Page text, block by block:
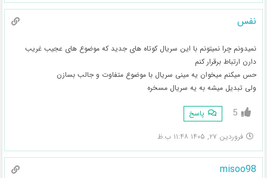
نفس
نمیدونم چرا نمیتونم با این سریال کوتاه های جدید که موضوع های عجیب غریب
دارن ارتباط برقرار کنم
حس میکنم میخوان یه مینی سریال با موضوع متفاوت و جالب بسازن
ولی تبدیل میشه به یه سریال مسخره
5 پاسخ
فروردین ۲۷, ۱۴۰۵ ۱۱:۴۸ ب.ظ
misoo98